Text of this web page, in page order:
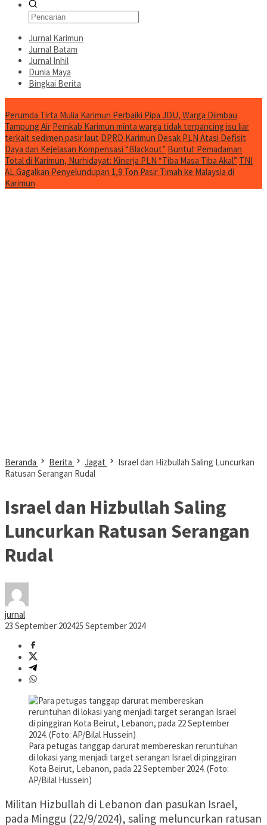
Jurnal Karimun
Jurnal Batam
Jurnal Inhil
Dunia Maya
Bingkai Berita
Perumda Tirta Mulia Karimun Perbaiki Pipa JDU, Warga Diimbau
Tampung Air Pemkab Karimun minta warga tidak terpancing isu liar
terkait sedimen pasir laut DPRD Karimun Desak PLN Atasi Defisit
Daya dan Kejelasan Kompensasi “Blackout” Buntut Pemadaman
Total di Karimun, Nurhidayat: Kinerja PLN “Tiba Masa Tiba Akal” TNI
AL Gagalkan Penyelundupan 1,9 Ton Pasir Timah ke Malaysia di
Karimun
Beranda Berita Jagat
Israel dan Hizbullah Saling Luncurkan
Ratusan Serangan Rudal
Israel dan Hizbullah Saling
Luncurkan Ratusan Serangan
Rudal
jurnal
23 September 202425 September 2024
Para petugas tanggap darurat membereskan reruntuhan
di lokasi yang menjadi target serangan Israel di pinggiran
Kota Beirut, Lebanon, pada 22 September 2024. (Foto:
AP/Bilal Hussein)
Militan Hizbullah di Lebanon dan pasukan Israel,
pada Minggu (22/9/2024), saling meluncurkan ratusan